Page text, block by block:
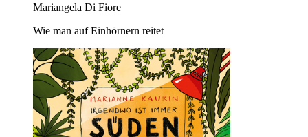
Mariangela Di Fiore
Wie man auf Einhörnern reitet